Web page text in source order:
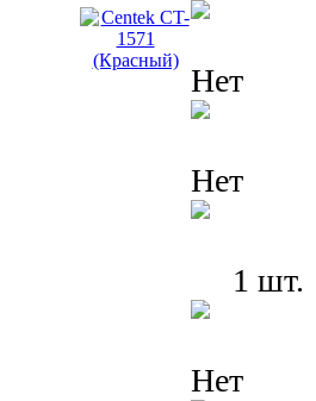
Нет
Нет
1 шт.
Нет